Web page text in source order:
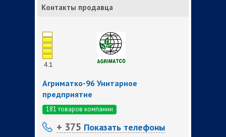
Контакты продавца
4.1
Агриматко-96 Унитарное
предприятие
181 товаров компании
+ 375 Показать телефоны